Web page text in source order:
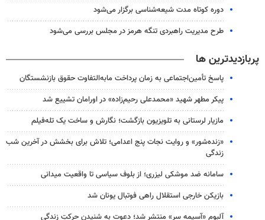
دوره کوتاه مدت شیعه‌شناسی برگزار می‌شود
طرح مدیریت راهبردی تنگه هرمز در مجلس بررسی می‌شود
پربازدیدترین ها
پاسخ تأمین‌اجتماعی به زمان پرداخت مابه‌التفاوت حقوق بازنشستگان
پیکر مطهر شهید «محمدعلی رحیم‌زاده» در اورامان تشییع شد
مازیار لرستانی به تلویزیون بازگشت؛ نگارش و ساخت یک تله‌فیلم
«زنده‌شور» و روایت نجات پنج اعدامی؛ تلاش برای بخشش در آخرین شب
زندگی
سامانه ضد موشکی لیزری؛ از بلوف سیاسی تا واقعیت میدانی
بازیکن خارجی استقلال راهی فوتبال یونان شد
آلبوم «آسیمه سر» منتشر شد؛ دعوت به شنیدن حرکتِ زندگی